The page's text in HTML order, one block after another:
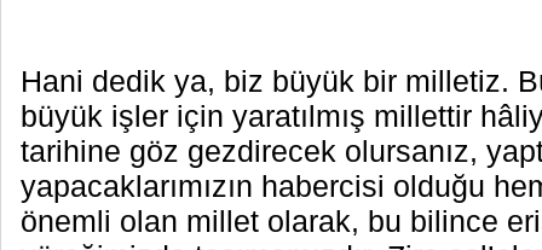
Hani dedik ya, biz büyük bir milletiz.
büyük işler için yaratılmış millettir
tarihine göz gezdirecek olursanız,
yapacaklarımızın habercisi olduğu
önemli olan millet olarak, bu bilince